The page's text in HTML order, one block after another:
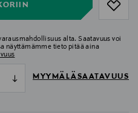
alta. Saatavuus voi
näyttämämme tieto pitää aina
MYYMÄLÄSAATAVUUS